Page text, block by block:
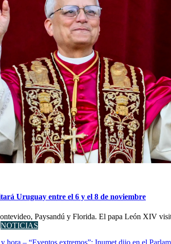
Uruguay entre el 6 y el 8 de noviembre
Paysandú y Florida. El papa León XIV
NOTICIAS